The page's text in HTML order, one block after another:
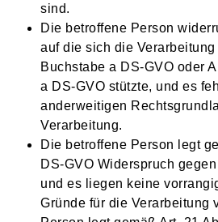
sind.
Die betroffene Person
auf die sich die Verarbeitung
Buchstabe a DS-GVO oder
a DS-GVO stützte, und es
anderweitigen
Verarbeitung.
Die betroffene Person legt
DS-GVO Widerspruch
und es liegen keine
Gründe für die Verarbeitung